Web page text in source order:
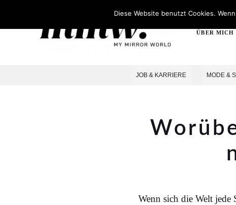
ÜBER MICH
JOB & KARRIERE MODE &
Wenn sich die Welt jede
Diese Website benutzt Cookies.